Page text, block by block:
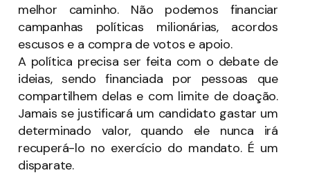
melhor caminho. Não podemos financiar
campanhas políticas milionárias, acordos
escusos e a compra de votos e apoio.
A política precisa ser feita com o debate de
ideias, sendo financiada por pessoas que
compartilhem delas e com limite de doação.
Jamais se justificará um candidato gastar um
determinado valor, quando ele nunca irá
recuperá-lo no exercício do mandato. É um
disparate.